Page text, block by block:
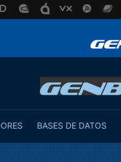
BASES DE DATOS